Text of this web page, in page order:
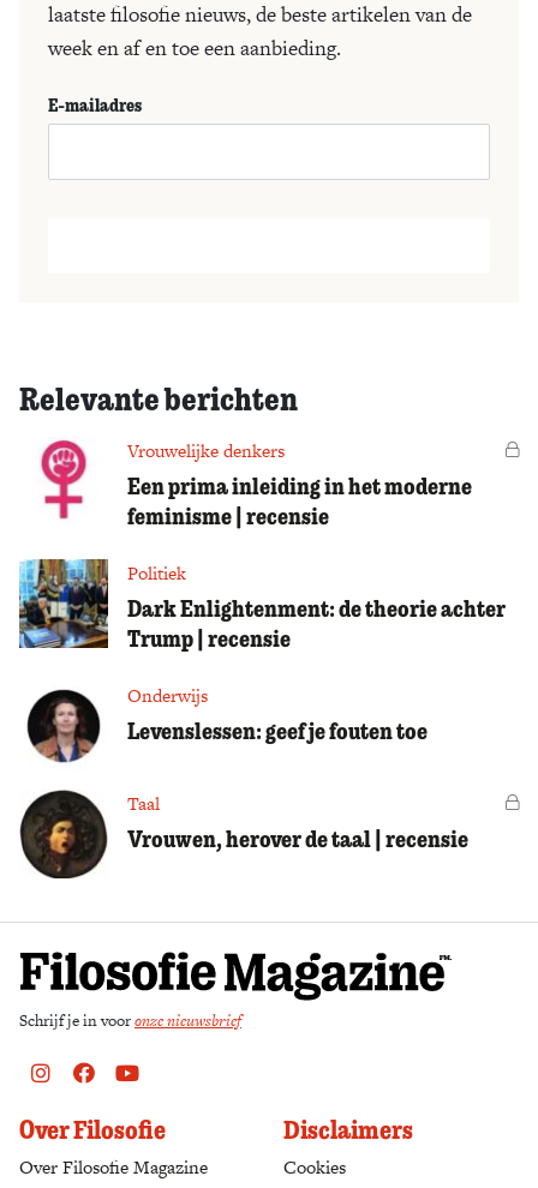
laatste filosofie nieuws, de beste artikelen van de
week en af en toe een aanbieding.
E-mailadres
Relevante berichten
Vrouwelijke denkers
Een prima inleiding in het moderne
feminisme | recensie
Politiek
Dark Enlightenment: de theorie achter
Trump | recensie
Onderwijs
Levenslessen: geef je fouten toe
Taal
Vrouwen, herover de taal | recensie
Schrijf je in vooronze nieuwsbrief
Instagram
FacebookYoutube
Over Filosofie
Over Filosofie Magazine
Disclaimers
Cookies